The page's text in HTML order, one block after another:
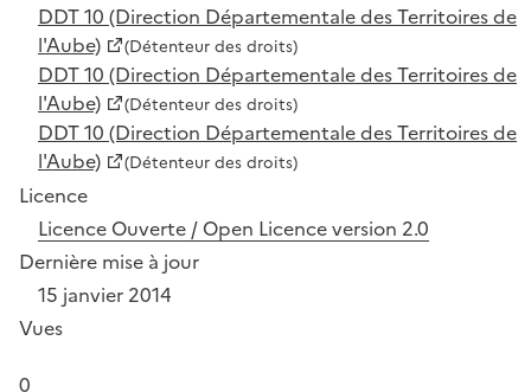
DDT 10 (Direction Départementale des Territoires de
l'Aube)
(Détenteur des droits)
DDT 10 (Direction Départementale des Territoires de
l'Aube)
(Détenteur des droits)
DDT 10 (Direction Départementale des Territoires de
l'Aube)
(Détenteur des droits)
Licence
Licence Ouverte / Open Licence version 2.0
Dernière mise à jour
15 janvier 2014
Vues
0